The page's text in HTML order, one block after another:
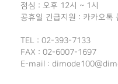
점심 : 오후 12시 ~ 1시
공휴일 긴급지원 : 카카오톡
TEL : 02-393-7133
FAX : 02-6007-1697
E-mail :